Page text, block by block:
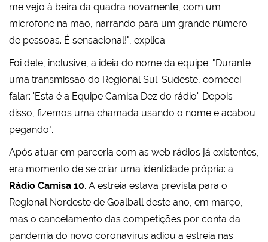
me vejo à beira da quadra novamente, com um
microfone na mão, narrando para um grande número
de pessoas. É sensacional!", explica.
Foi dele, inclusive, a ideia do nome da equipe: "Durante
uma transmissão do Regional Sul-Sudeste, comecei
falar: 'Esta é a Equipe Camisa Dez do rádio'. Depois
disso, fizemos uma chamada usando o nome e acabou
pegando".
Após atuar em parceria com as web rádios já existentes,
era momento de se criar uma identidade própria: a
Rádio Camisa 10. A estreia estava prevista para o
Regional Nordeste de Goalball deste ano, em março,
mas o cancelamento das competições por conta da
pandemia do novo coronavírus adiou a estreia nas